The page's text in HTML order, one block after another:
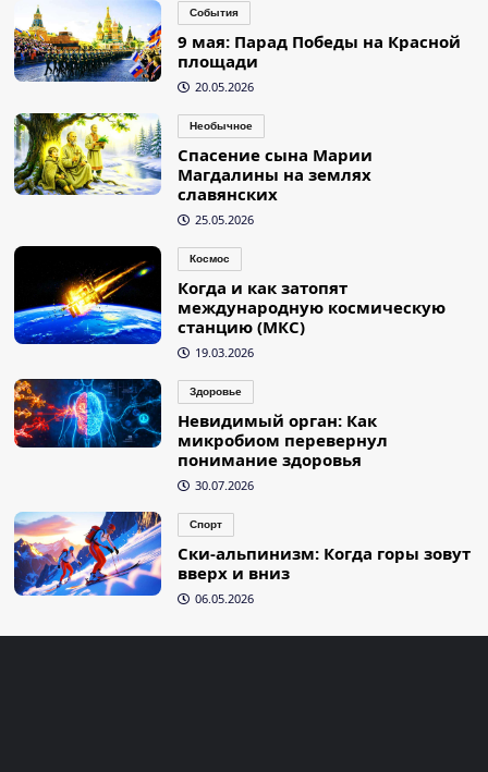
События
9 мая: Парад Победы на Красной
площади
20.05.2026
Необычное
Спасение сына Марии
Магдалины на землях
славянских
25.05.2026
Космос
Когда и как затопят
международную космическую
станцию (МКС)
19.03.2026
Здоровье
Невидимый орган: Как
микробиом перевернул
понимание здоровья
30.07.2026
Спорт
Ски-альпинизм: Когда горы зовут
вверх и вниз
06.05.2026